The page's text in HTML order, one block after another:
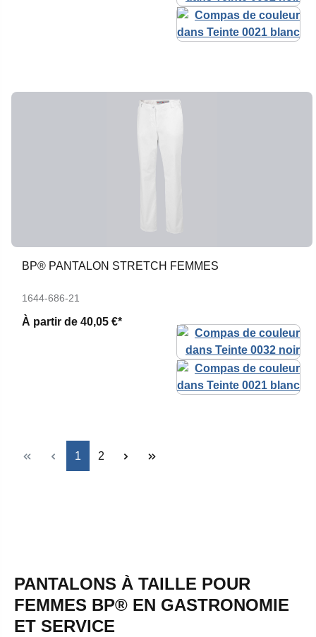
BP® PANTALON STRETCH FEMMES
1644-686-21
À partir de 40,05 €*
Page
1 Page
2
PANTALONS À TAILLE POUR
FEMMES BP® EN GASTRONOMIE
ET SERVICE